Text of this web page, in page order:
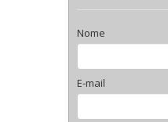
Nome
E-mail